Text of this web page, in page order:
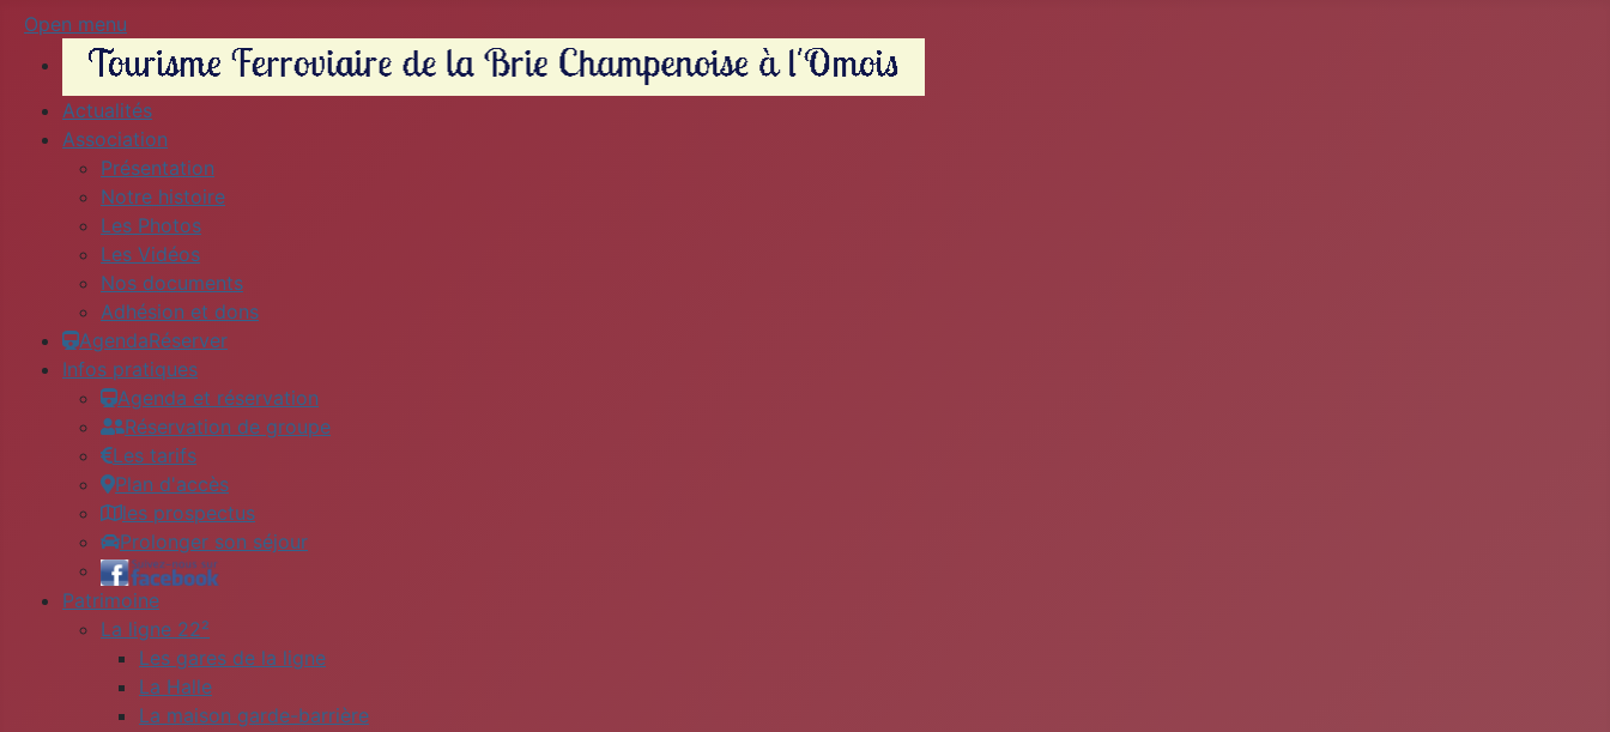
Open menu
Actualités
Association
Présentation
Notre histoire
Les Photos
Les Vidéos
Nos documents
Adhésion et dons
AgendaRéserver
Infos pratiques
Agenda et réservation
Réservation de groupe
Les tarifs
Plan d'accès
les prospectus
Prolonger son séjour
Patrimoine
La ligne 22²
Les gares de la ligne
La Halle
La maison garde-barrière